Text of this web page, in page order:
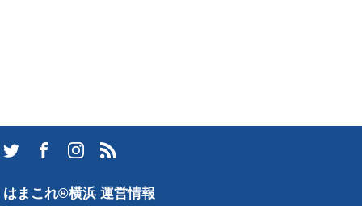
はまこれ®横浜 運営情報